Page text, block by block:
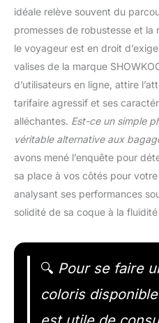
idéale relève souvent du
promesses de robustesse et la
le voyageur est en droit
valises de la marque
d’utilisateurs en ligne, attire
tarifaire agressif et ses
alléchantes. Est-ce un simple
véritable alternative aux
avons mené l’enquête pour
sa place à vos côtés pour
analysant ses performances
solidité de sa coque à la
🔍 Pour se faire
coloris